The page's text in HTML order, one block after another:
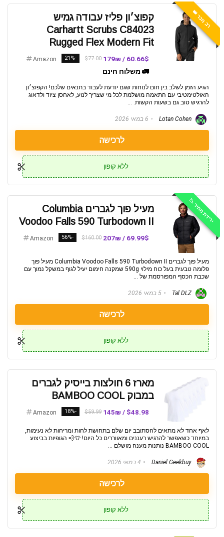
רב מכר 👑
קפוצ׳ון פליז עבודה גמיש
Carhartt Scrubs C84023
Rugged Flex Modern Fit
60.66$ / 179₪
$77.00
-21%
Amazon
🚛 משלוח חינם
הגיע הזמן לשלב בין חום לנוחות שגם יודעת לעבוד בתנאים שלכם! הקפוצ׳ון
האולטימטיבי עם התאמה מושלמת לכל מי שצריך לנוע, לאחסן ציוד ולדאוג
להרגיש טוב גם בשעות הקשות. ...
6 במאי 2026
לרכישה
ללא קופון
ירידת מחיר 📉
מעיל פוך לגברים Columbia
Voodoo Falls 590 Turbodown II
69.99$ / 207₪
$160.00
-56%
Amazon
מעיל פוך לגברים Columbia Voodoo Falls 590 Turbodown II מעיל פוך
פלומה טבעית בעל כוח מילוי 590g שמקנה חימום יעיל לגוף במשקל נמוך עם
שכבת הכסף המפורסמת של ...
Tal DLZ 5 במאי 2026
לרכישה
ללא קופון
מארז 6 חולצות בייסיק לגברים
במבוק BAMBOO COOL
$48.98 / 145₪
$59.99
-18%
Amazon
לאף אחד לא מתאים להסתובב יום שלם בתחושת לחות ומריחות לא נעימות,
במיוחד כשאפשר להרגיש רעננים ומאווררים כל היום! 👕💨 הגופיות בביצוע
BAMBOO COOL נותנות מענה מושלם ...
4 במאי 2026
לרכישה
ללא קופון